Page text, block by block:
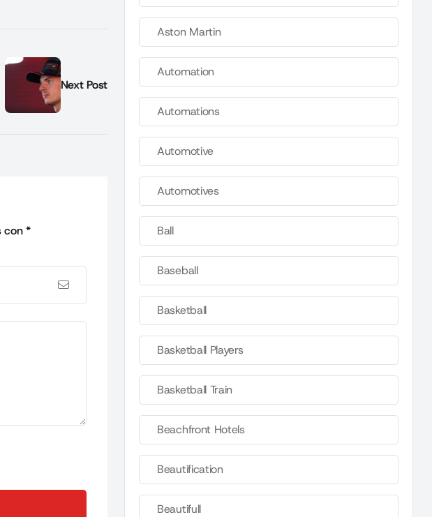
Next Post
con*
Aston Martin
Automation
Automations
Automotive
Automotives
Ball
Baseball
Basketball
Basketball Players
Basketball Train
Beachfront Hotels
Beautification
Beautifull